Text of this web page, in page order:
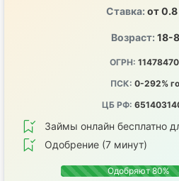
Ставка: от 0.8
Возраст: 18-
ОГРН:
ПСК: 0-292%
ЦБ РФ:
Займы онлайн бесплатно
Одобрение (7 минут)
Одобряют 80%